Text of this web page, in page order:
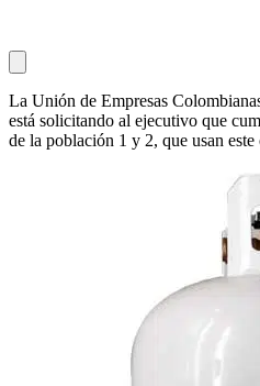
La Unión de Empresas
está solicitando al ejecutivo que
de la población 1 y 2, que usan este